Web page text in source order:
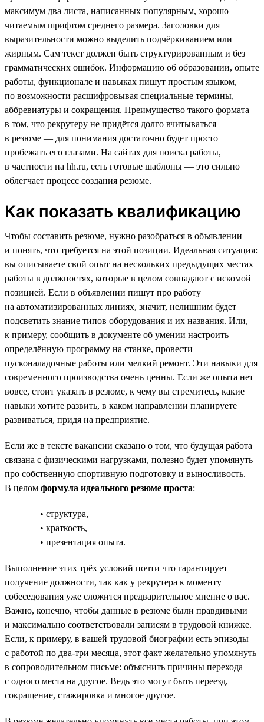
максимум два листа, написанных популярным, хорошо
читаемым шрифтом среднего размера. Заголовки для
выразительности можно выделить подчёркиванием или
жирным. Сам текст должен быть структурированным и без
грамматических ошибок. Информацию об образовании, опыте
работы, функционале и навыках пишут простым языком,
по возможности расшифровывая специальные термины,
аббревиатуры и сокращения. Преимущество такого формата
в том, что рекрутеру не придётся долго вчитываться
в резюме — для понимания достаточно будет просто
пробежать его глазами. На сайтах для поиска работы,
в частности на hh.ru, есть готовые шаблоны — это сильно
облегчает процесс создания резюме.
Как показать квалификацию
Чтобы составить резюме, нужно разобраться в объявлении
и понять, что требуется на этой позиции. Идеальная ситуация:
вы описываете свой опыт на нескольких предыдущих местах
работы в должностях, которые в целом совпадают с искомой
позицией. Если в объявлении пишут про работу
на автоматизированных линиях, значит, нелишним будет
подсветить знание типов оборудования и их названия. Или,
к примеру, сообщить в документе об умении настроить
определённую программу на станке, провести
пусконаладочные работы или мелкий ремонт. Эти навыки для
современного производства очень ценны. Если же опыта нет
вовсе, стоит указать в резюме, к чему вы стремитесь, какие
навыки хотите развить, в каком направлении планируете
развиваться, придя на предприятие.
Если же в тексте вакансии сказано о том, что будущая работа
связана с физическими нагрузками, полезно будет упомянуть
про собственную спортивную подготовку и выносливость.
В целом формула идеального резюме проста:
• структура,
• краткость,
• презентация опыта.
Выполнение этих трёх условий почти что гарантирует
получение должности, так как у рекрутера к моменту
собеседования уже сложится предварительное мнение о вас.
Важно, конечно, чтобы данные в резюме были правдивыми
и максимально соответствовали записям в трудовой книжке.
Если, к примеру, в вашей трудовой биографии есть эпизоды
с работой по два-три месяца, этот факт желательно упомянуть
в сопроводительном письме: объяснить причины перехода
с одного места на другое. Ведь это могут быть переезд,
сокращение, стажировка и многое другое.